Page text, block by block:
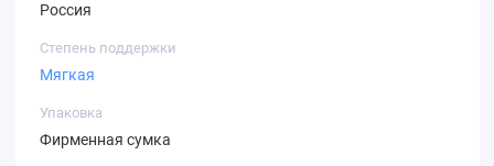
Россия
Степень поддержки
Мягкая
Упаковка
Фирменная сумка